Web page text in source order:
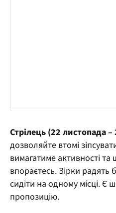
Стрілець (22 листопада
дозволяйте втомі
вимагатиме активності
впораєтесь. Зірки радять
сидіти на одному місці. Є
пропозицію.